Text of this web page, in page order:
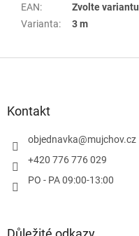
EAN:
Zvolte variantu
Varianta: 3 m
Kontakt
objednavka@mujchov.cz
+420 776 776 029
PO - PA 09:00-13:00